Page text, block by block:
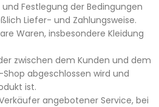
Festlegung der Bedingungen
Liefer- und Zahlungsweise.
Waren, insbesondere Kleidung
zwischen dem Kunden und dem
abgeschlossen wird und
ist.
angebotener Service, bei